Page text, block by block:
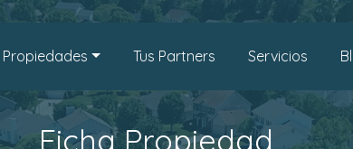
Propiedades Tus Partners Servicios
Ficha Propiedad